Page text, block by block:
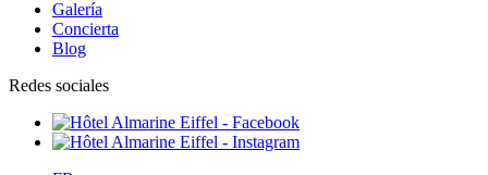
Galería
Concierta
Blog
Redes sociales